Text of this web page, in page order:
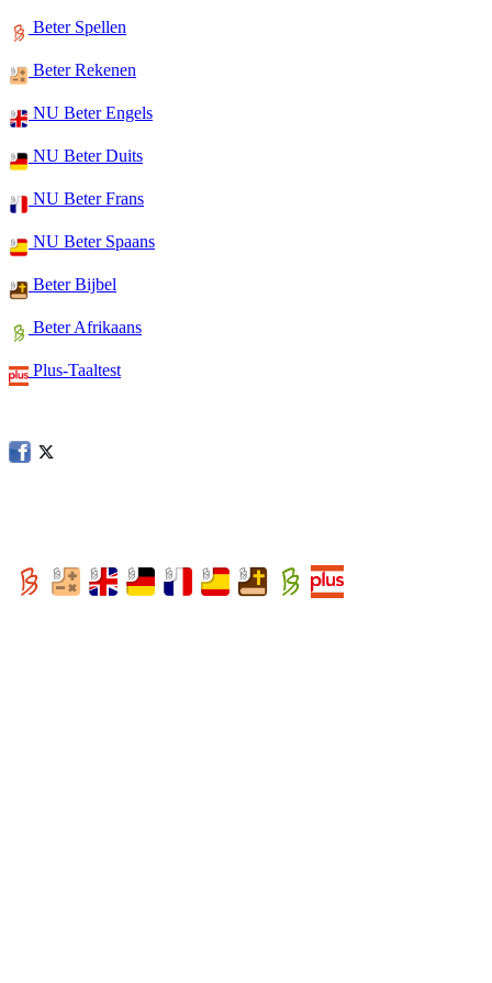
Beter Spellen
Beter Rekenen
NU Beter Engels
NU Beter Duits
NU Beter Frans
NU Beter Spaans
Beter Bijbel
Beter Afrikaans
Plus-Taaltest